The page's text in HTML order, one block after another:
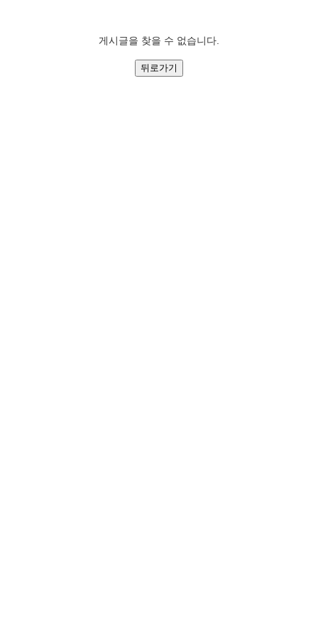
게시글을 찾을 수 없습니다.